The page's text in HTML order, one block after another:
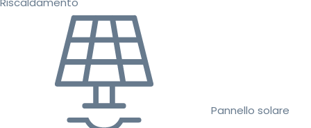
Pannello solare